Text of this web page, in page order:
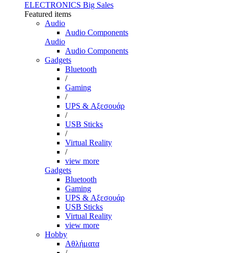
ELECTRONICS Big Sales
Featured items
Audio
Audio Components
Audio
Audio Components
Gadgets
Bluetooth
/
Gaming
/
UPS & Αξεσουάρ
/
USB Sticks
/
Virtual Reality
/
view more
Gadgets
Bluetooth
Gaming
UPS & Αξεσουάρ
USB Sticks
Virtual Reality
view more
Hobby
Αθλήματα